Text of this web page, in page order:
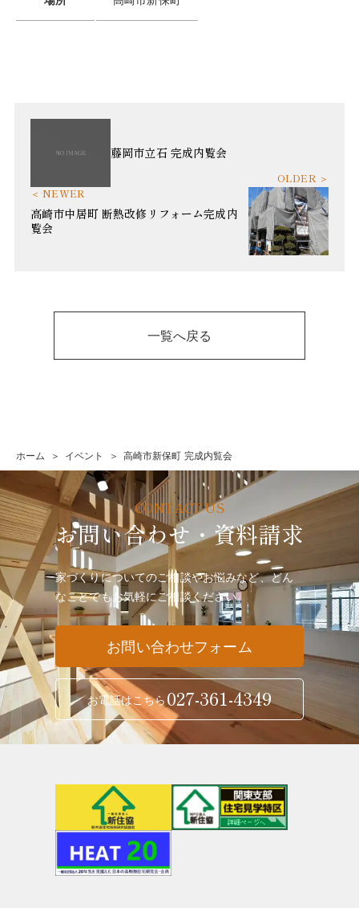
藤岡市立石 完成内覧会
高崎市中居町 断熱改修リフォーム完成内
覧会
一覧へ戻る
ホーム イベント 高崎市新保町 完成内覧会
お問い合わせ・資料請求
家づくりについてのご相談やお悩みなど、どん
なことでもお気軽にご相談ください。
お問い合わせフォーム
お電話はこちら 027-361-4349